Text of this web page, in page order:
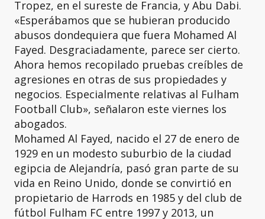
Tropez, en el sureste de Francia, y Abu Dabi.
«Esperábamos que se hubieran producido
abusos dondequiera que fuera Mohamed Al
Fayed. Desgraciadamente, parece ser cierto.
Ahora hemos recopilado pruebas creíbles de
agresiones en otras de sus propiedades y
negocios. Especialmente relativas al Fulham
Football Club», señalaron este viernes los
abogados.
Mohamed Al Fayed, nacido el 27 de enero de
1929 en un modesto suburbio de la ciudad
egipcia de Alejandría, pasó gran parte de su
vida en Reino Unido, donde se convirtió en
propietario de Harrods en 1985 y del club de
fútbol Fulham FC entre 1997 y 2013, un